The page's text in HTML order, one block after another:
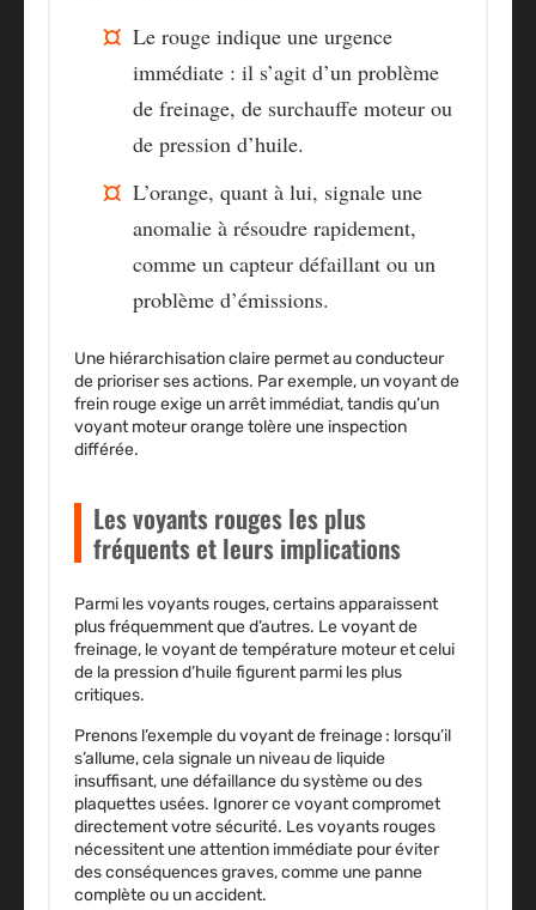
Le rouge indique une urgence
immédiate : il s’agit d’un problème
de freinage, de surchauffe moteur ou
de pression d’huile.
L’orange, quant à lui, signale une
anomalie à résoudre rapidement,
comme un capteur défaillant ou un
problème d’émissions.
Une hiérarchisation claire permet au conducteur
de prioriser ses actions. Par exemple, un voyant de
frein rouge exige un arrêt immédiat, tandis qu’un
voyant moteur orange tolère une inspection
différée.
Les voyants rouges les plus
fréquents et leurs implications
Parmi les voyants rouges, certains apparaissent
plus fréquemment que d’autres. Le voyant de
freinage, le voyant de température moteur et celui
de la pression d’huile figurent parmi les plus
critiques.
Prenons l’exemple du voyant de freinage : lorsqu’il
s’allume, cela signale un niveau de liquide
insuffisant, une défaillance du système ou des
plaquettes usées. Ignorer ce voyant compromet
directement votre sécurité. Les voyants rouges
nécessitent une attention immédiate pour éviter
des conséquences graves, comme une panne
complète ou un accident.